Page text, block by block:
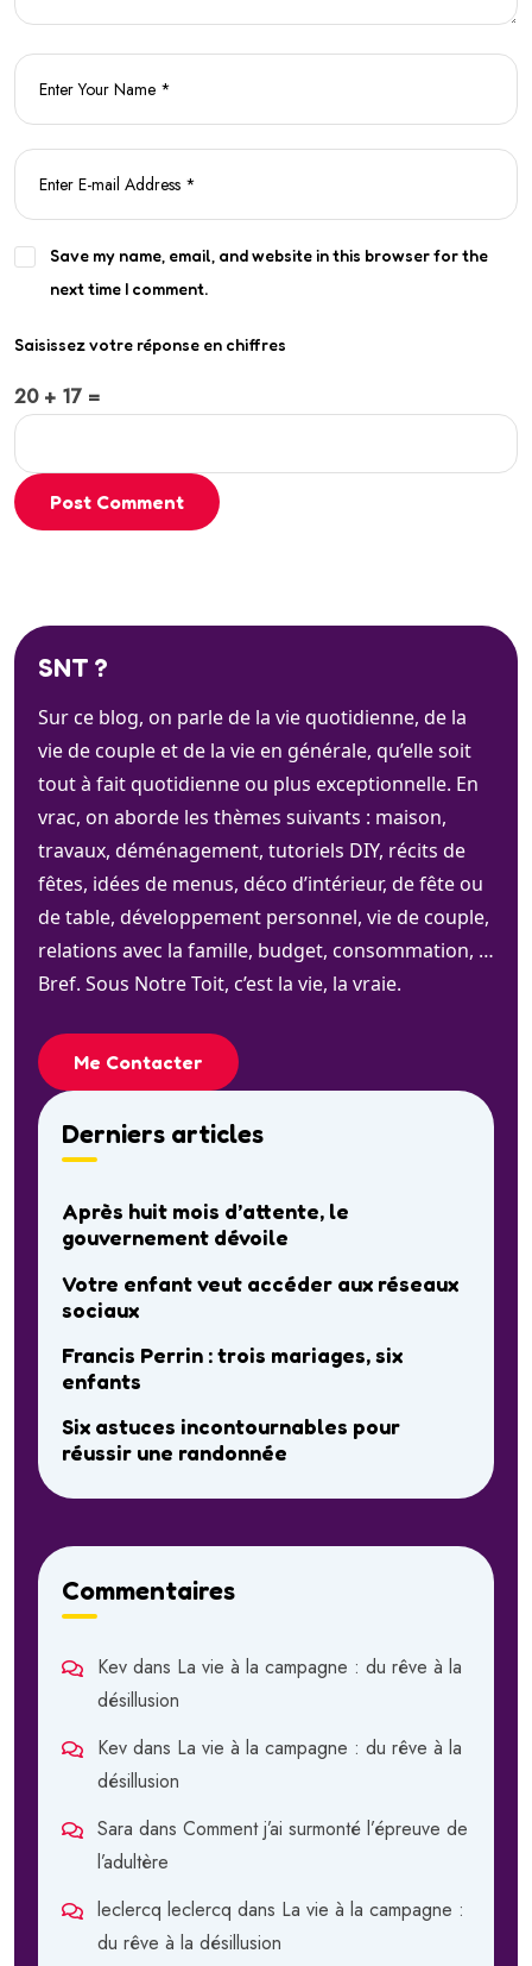
Save my name, email, and website in this browser for the
next time I comment.
Saisissez votre réponse en chiffres
20 + 17 =
Post Comment
SNT ?
Sur ce blog, on parle de la vie quotidienne, de la
vie de couple et de la vie en générale, qu’elle soit
tout à fait quotidienne ou plus exceptionnelle. En
vrac, on aborde les thèmes suivants : maison,
travaux, déménagement, tutoriels DIY, récits de
fêtes, idées de menus, déco d’intérieur, de fête ou
de table, développement personnel, vie de couple,
relations avec la famille, budget, consommation, …
Bref. Sous Notre Toit, c’est la vie, la vraie.
Me Contacter
Derniers articles
Après huit mois d’attente, le
gouvernement dévoile
Votre enfant veut accéder aux réseaux
sociaux
Francis Perrin : trois mariages, six
enfants
Six astuces incontournables pour
réussir une randonnée
Commentaires
Kev dans La vie à la campagne : du rêve à la
désillusion
Kev dans La vie à la campagne : du rêve à la
désillusion
Sara dans Comment j’ai surmonté l’épreuve de
l’adultère
leclercq leclercq dans La vie à la campagne :
du rêve à la désillusion